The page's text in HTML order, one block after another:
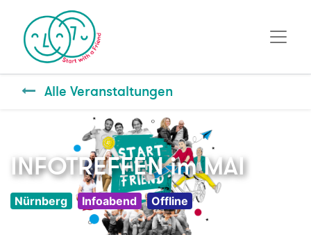
Alle Veranstaltungen
INFOTREFFEN im MAI
Nürnberg Infoabend Offline